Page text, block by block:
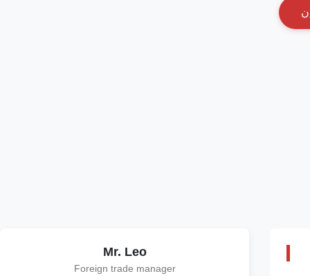
ن
Mr. Leo
Foreign trade manager